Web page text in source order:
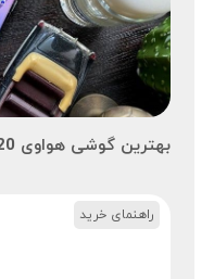
بهترین گوشی هواوی 2020 در سه رده مختلف
راهنمای خرید